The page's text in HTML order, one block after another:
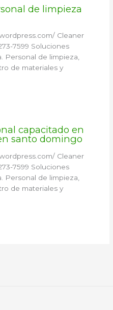
de limpieza
Cleaner
7599 Soluciones
Personal de limpieza,
de materiales y
capacitado en
santo domingo
Cleaner
7599 Soluciones
Personal de limpieza,
de materiales y